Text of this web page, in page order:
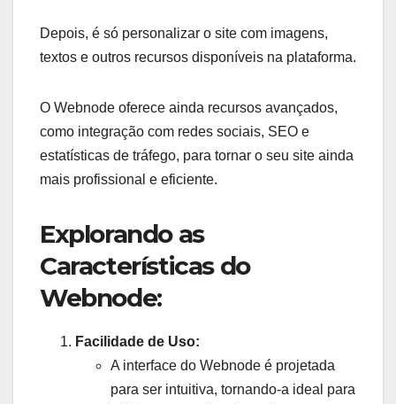
Wix Depende
Shopify Sim
Wix
Características
Integração Com Plataformas
Shopify Sim
Shopkit Sim
Depois, é só personalizar o site com imagens,
textos e outros recursos disponíveis na plataforma.
O Webnode oferece ainda recursos avançados,
como integração com redes sociais, SEO e
estatísticas de tráfego, para tornar o seu site ainda
mais profissional e eficiente.
Explorando as
Características do
Webnode:
Facilidade de Uso:
A interface do Webnode é projetada
para ser intuitiva, tornando-a ideal para